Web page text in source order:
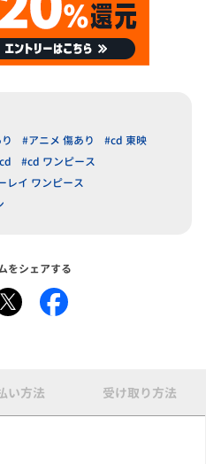
#アニメ 傷あり
#cd 東映
#cd ワンピース
レイ ワンピース
をシェアする
い方法 受け取り方法